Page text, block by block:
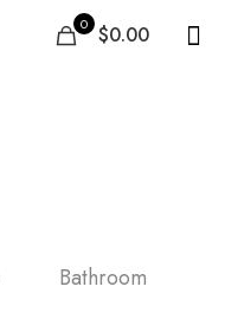
0 $0.00
Bathroom